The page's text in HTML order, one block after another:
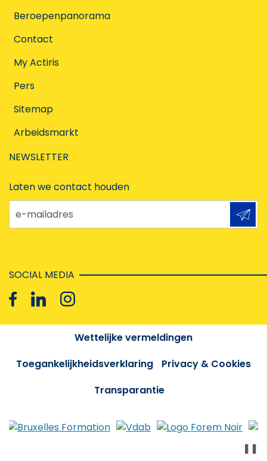
Beroepenpanorama
Contact
My Actiris
Pers
Sitemap
Arbeidsmarkt
NEWSLETTER
Laten we contact houden
e-mailadres
SOCIAL MEDIA
Wettelijke vermeldingen
Toegankelijkheidsverklaring
Privacy & Cookies
Transparantie
❚❚